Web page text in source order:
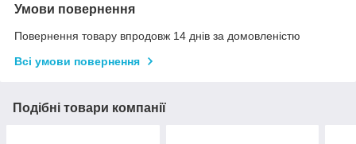
Умови повернення
Повернення товару впродовж 14 днів за домовленістю
Всі умови повернення
Подібні товари компанії